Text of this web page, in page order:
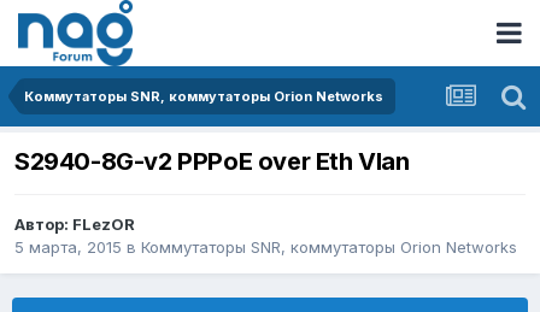
Коммутаторы SNR, коммутаторы Orion Networks
S2940-8G-v2 PPPoE over Eth Vlan
Автор: FLezOR
5 марта, 2015 в Коммутаторы SNR, коммутаторы Orion Networks